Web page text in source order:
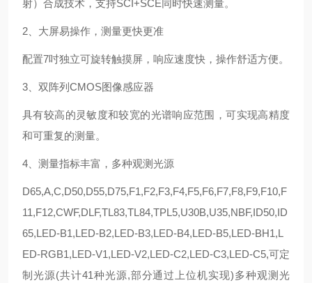
射）合成技术，支持SCI+SCE同时快速测量。
2、大屏易操作，测量更快更准
配置7吋独立可旋转触摸屏，响应速度快，操作舒适方便。
3、双阵列CMOS图像感应器
具有较高的灵敏度和较宽的光谱响应范围，可实现高精度
和可重复的测量。
4、测量指标丰富，多种观测光源
D65,A,C,D50,D55,D75,F1,F2,F3,F4,F5,F6,F7,F8,F9,F10,F
11,F12,CWF,DLF,TL83,TL84,TPL5,U30B,U35,NBF,ID50,ID
65,LED-B1,LED-B2,LED-B3,LED-B4,LED-B5,LED-BH1,L
ED-RGB1,LED-V1,LED-V2,LED-C2,LED-C3,LED-C5,可定
制光源(共计41种光源,部分通过上位机实现)多种观测光